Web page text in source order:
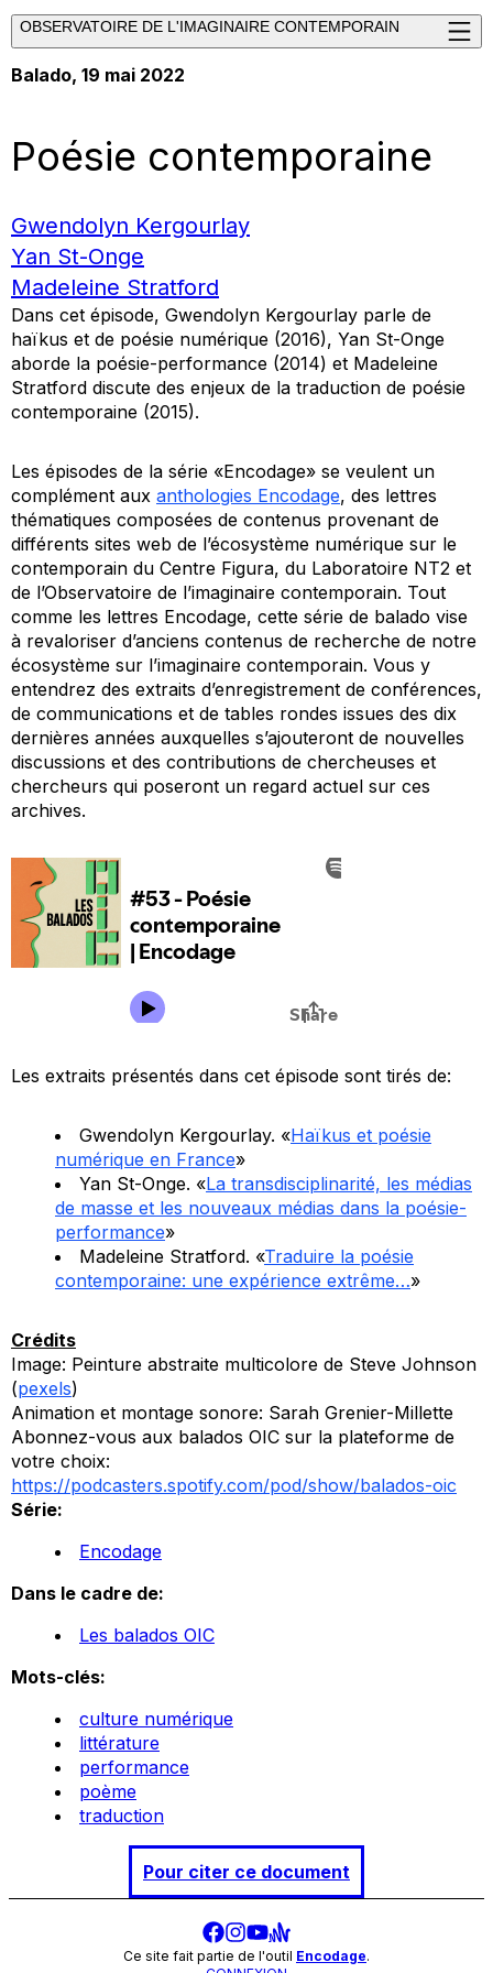
OBSERVATOIRE DE L'IMAGINAIRE CONTEMPORAIN
Balado, 19 mai 2022
Poésie contemporaine
Gwendolyn Kergourlay
Yan St-Onge
Madeleine Stratford
Dans cet épisode, Gwendolyn Kergourlay parle de
haïkus et de poésie numérique (2016), Yan St-Onge
aborde la poésie-performance (2014) et Madeleine
Stratford discute des enjeux de la traduction de poésie
contemporaine (2015).
Les épisodes de la série «Encodage» se veulent un
complément aux anthologies Encodage, des lettres
thématiques composées de contenus provenant de
différents sites web de l’écosystème numérique sur le
contemporain du Centre Figura, du Laboratoire NT2 et
de l’Observatoire de l’imaginaire contemporain. Tout
comme les lettres Encodage, cette série de balado vise
à revaloriser d’anciens contenus de recherche de notre
écosystème sur l’imaginaire contemporain. Vous y
entendrez des extraits d’enregistrement de conférences,
de communications et de tables rondes issues des dix
dernières années auxquelles s’ajouteront de nouvelles
discussions et des contributions de chercheuses et
chercheurs qui poseront un regard actuel sur ces
archives.
Les extraits présentés dans cet épisode sont tirés de:
Gwendolyn Kergourlay. «Haïkus et poésie
numérique en France»
Yan St-Onge. «La transdisciplinarité, les médias
de masse et les nouveaux médias dans la poésie-
performance»
Madeleine Stratford. «Traduire la poésie
contemporaine: une expérience extrême…»
Crédits
Image: Peinture abstraite multicolore de Steve Johnson
(pexels)
Animation et montage sonore: Sarah Grenier-Millette
Abonnez-vous aux balados OIC sur la plateforme de
votre choix:
https://podcasters.spotify.com/pod/show/balados-oic
Série:
Encodage
Dans le cadre de:
Les balados OIC
Mots-clés:
culture numérique
littérature
performance
poème
traduction
Pour citer ce document
Ce site fait partie de l'outil Encodage.